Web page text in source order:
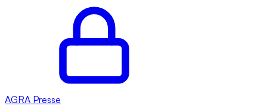
AGRA Presse